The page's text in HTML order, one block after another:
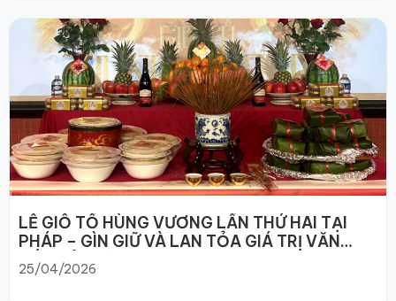
LỄ GIỖ TỔ HÙNG VƯƠNG LẦN THỨ HAI TẠI
PHÁP – GÌN GIỮ VÀ LAN TỎA GIÁ TRỊ VĂN
HÓA DÂN TỘC
25/04/2026